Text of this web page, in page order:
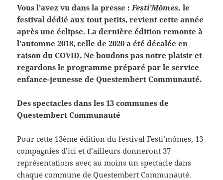
Vous l’avez vu dans la presse : Festi’Mômes, le
festival dédié aux tout petits, revient cette année
après une éclipse. La dernière édition remonte à
l’automne 2018, celle de 2020 a été décalée en
raison du COVID. Ne boudons pas notre plaisir et
regardons le programme préparé par le service
enfance-jeunesse de Questembert Communauté.
Des spectacles dans les 13 communes de
Questembert Communauté
Pour cette 13ème édition du festival Festi’mômes, 13
compagnies d’ici et d’ailleurs donneront 37
représentations avec au moins un spectacle dans
chaque commune de Questembert Communauté.